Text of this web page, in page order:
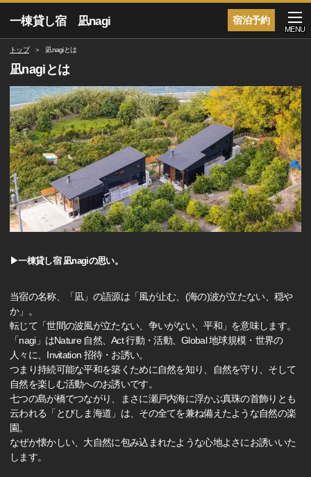
宿泊予約
一棟貸し宿 凪nagi
MENU
トップ 凪nagiとは
凪nagiとは
▶一棟貸し宿 凪nagiの思い。
当宿の名称、「凪」の語源は「風が止む、(海の)波が立たない、穏や
か」。
転じて「世間の波風が立たない、争いがない、平和」を意味します。
「nagi」はNature 自然、Act 行動・活動、Global 地球規模・世界の
人々に、Invitation 招待・お誘い。
つまり持続可能な平和を築くために自然を知り、自然を守り、そして
自然を楽しむ活動へのお誘いです。
七つの島が橋でつながり、まさに瀬戸内海に浮かぶ真珠の首飾りとも
云われる「とびしま海道」は、その全てを兼ね備えたような自然の楽
園。
なぜか懐かしい、大自然に包み込まれたような心地よさにお誘いいた
します。